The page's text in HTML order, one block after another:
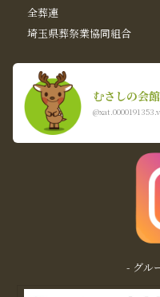
全葬連
埼玉県葬祭業協同組合
むさしの会
- グル